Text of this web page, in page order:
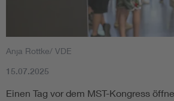
Anja Rottke/ VDE
15.07.2025
Einen Tag vor dem MST-Kongress